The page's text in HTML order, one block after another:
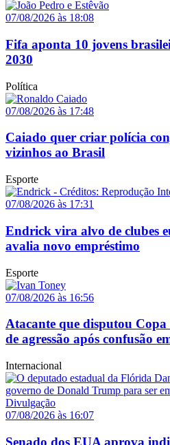
07/08/2026 às 18:08
Fifa aponta 10 jovens
2030
Política
07/08/2026 às 17:48
Caiado quer criar polícia
vizinhos ao Brasil
Esporte
07/08/2026 às 17:31
Endrick vira alvo de clubes
avalia novo empréstimo
Esporte
07/08/2026 às 16:56
Atacante que disputou
de agressão após confusão
Internacional
07/08/2026 às 16:07
Senado dos EUA aprova